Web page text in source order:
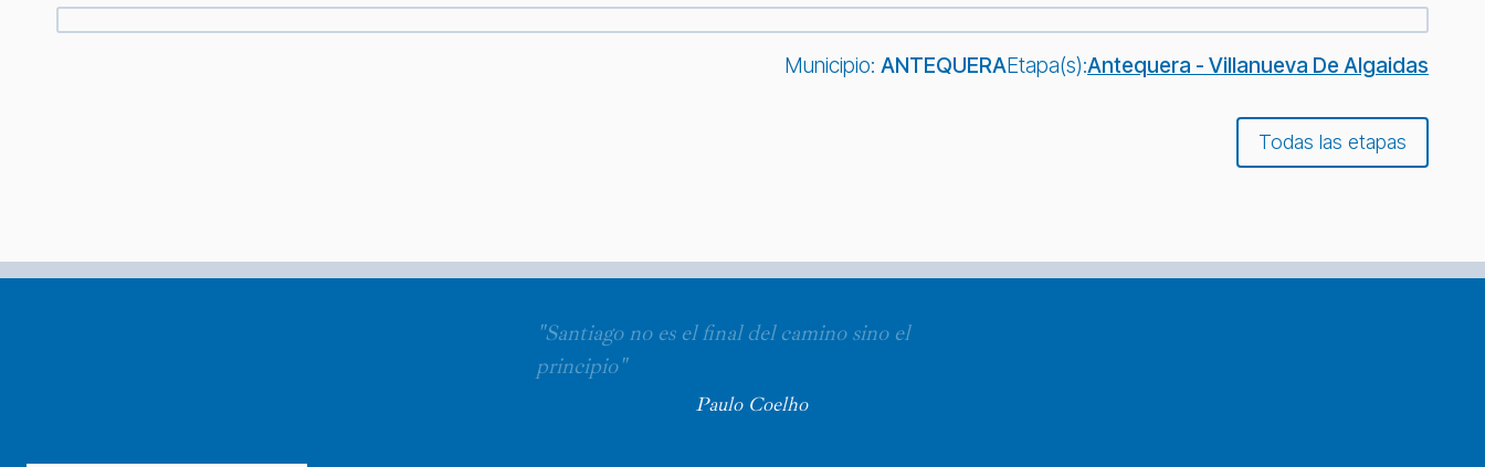
Municipio: ANTEQUERAEtapa(s):Antequera - Villanueva De Algaidas
Todas las etapas
"Santiago no es el final del camino sino el
principio"
Paulo Coelho